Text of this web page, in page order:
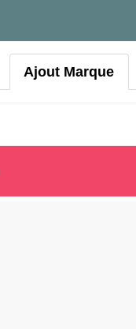
Ajout Marque